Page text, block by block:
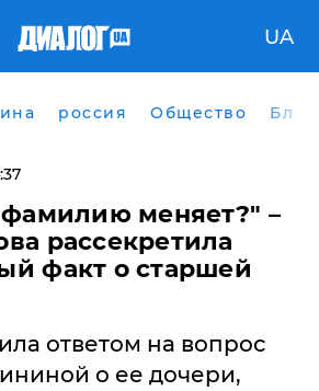
UA
россия Общество
меняет?" –
рассекретила
факт о старшей
ответом на вопрос
о ее дочери,